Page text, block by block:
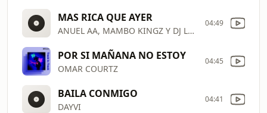
MAS RICA QUE AYER
ANUEL AA, MAMBO KINGZ Y DJ LUIAN
04:49
POR SI MAÑANA NO ESTOY
OMAR COURTZ
04:45
BAILA CONMIGO
DAYVI
04:41